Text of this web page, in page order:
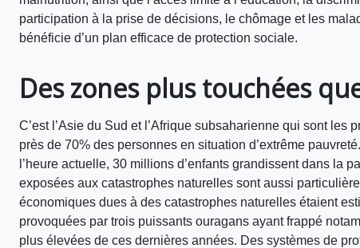
participation à la prise de décisions, le chômage et les
bénéficie d’un plan efficace de protection sociale.
Des zones plus touchées
C’est l’Asie du Sud et l’Afrique subsaharienne qui sont
près de 70% des personnes en situation d’extrême
l’heure actuelle, 30 millions d’enfants grandissent dans la
exposées aux catastrophes naturelles sont aussi
économiques dues à des catastrophes naturelles étaient
provoquées par trois puissants ouragans ayant frappé
plus élevées de ces dernières années. Des systèmes de